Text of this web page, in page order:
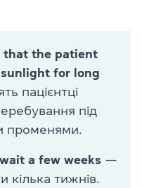
that the patient
for long
пацієнтці
під
променями.
a few weeks —
кілька тижнів.